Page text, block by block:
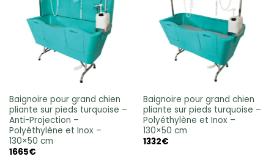
Baignoire pour grand chien
pliante sur pieds turquoise –
Anti-Projection –
Polyéthylène et Inox –
130×50 cm
1665€
Baignoire pour grand chien
pliante sur pieds turquoise –
Polyéthylène et Inox –
130×50 cm
1332€